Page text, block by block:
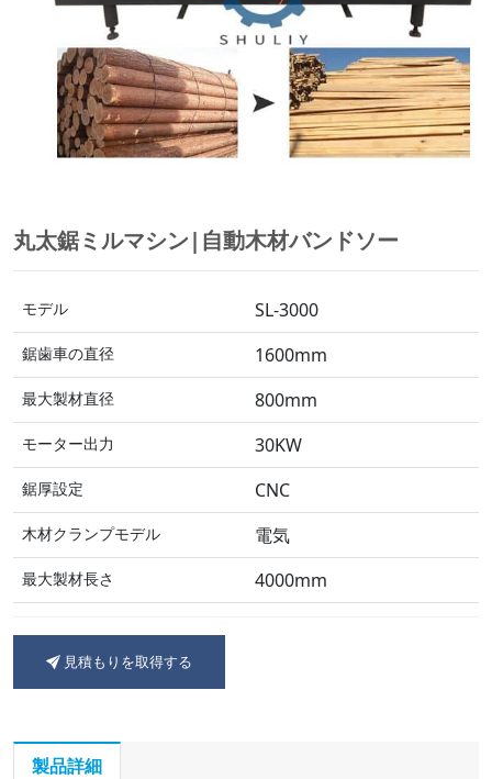
丸太鋸ミルマシン|自動木材バンドソー
モデル SL-3000
鋸歯車の直径 1600mm
最大製材直径 800mm
モーター出力 30KW
鋸厚設定 CNC
木材クランプモデル 電気
最大製材長さ 4000mm
見積もりを取得する
製品詳細